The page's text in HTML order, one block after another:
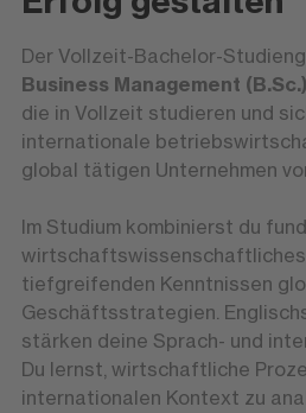
Der Vollzeit-Bachelor-
Business Management (B.Sc.)
die in Vollzeit studieren und
internationale
global tätigen Unternehmen
Im Studium kombinierst du
wirtschaftswissenschaftliches
tiefgreifenden Kenntnissen
Geschäftsstrategien.
stärken deine Sprach- und
Du lernst, wirtschaftliche
internationalen Kontext zu